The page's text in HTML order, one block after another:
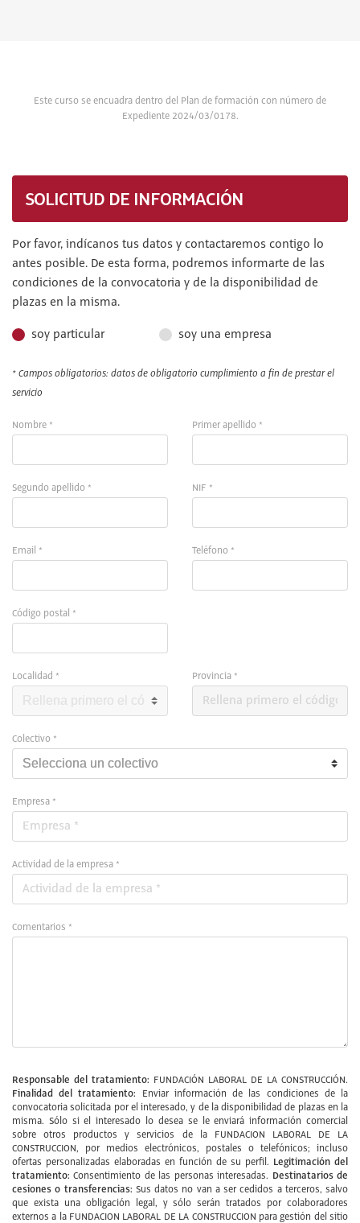
Este curso se encuadra dentro del Plan de formación con número de
Expediente 2024/03/0178.
SOLICITUD DE INFORMACIÓN
Por favor, indícanos tus datos y contactaremos contigo lo
antes posible. De esta forma, podremos informarte de las
condiciones de la convocatoria y de la disponibilidad de
plazas en la misma.
soy particular soy una empresa
* Campos obligatorios: datos de obligatorio cumplimiento a fin de prestar el
servicio
Nombre * Primer apellido *
Segundo apellido * NIF *
Email * Teléfono *
Código postal *
Localidad * Provincia *
Colectivo *
Empresa *
Actividad de la empresa *
Comentarios *
Responsable del tratamiento: FUNDACIÓN LABORAL DE LA CONSTRUCCIÓN.
Finalidad del tratamiento:
Enviar información de las condiciones de la
convocatoria solicitada por el interesado, y de la disponibilidad de plazas en la
misma. Sólo si el interesado lo desea se le enviará información comercial
sobre otros productos y servicios de la FUNDACION LABORAL DE LA
CONSTRUCCION, por medios electrónicos, postales o telefónicos; incluso
ofertas personalizadas elaboradas en función de su perfil. Legitimación del
tratamiento: Consentimiento de las personas interesadas. Destinatarios de
cesiones o transferencias: Sus datos no van a ser cedidos a terceros, salvo
que exista una obligación legal, y sólo serán tratados por colaboradores
externos a la FUNDACION LABORAL DE LA CONSTRUCCION para gestión del sitio